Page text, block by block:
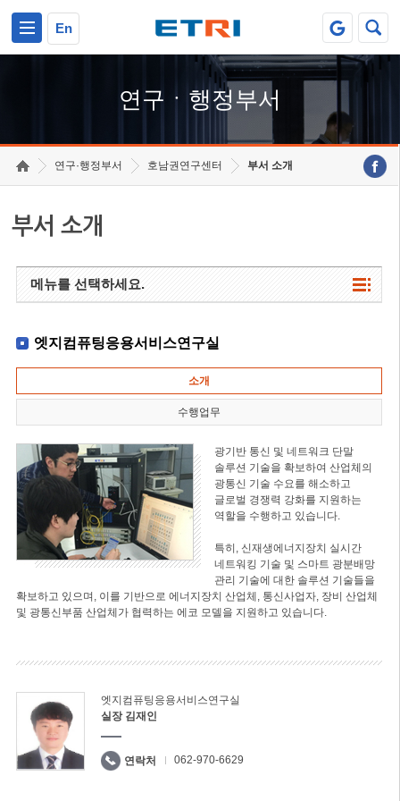
En
연구ㆍ행정부서
연구·행정부서 호남권연구센터 부서 소개
부서 소개
메뉴를 선택하세요.
엣지컴퓨팅응용서비스연구실
소개
수행업무
광기반 통신 및 네트워크 단말
솔루션 기술을 확보하여 산업체의
광통신 기술 수요를 해소하고
글로벌 경쟁력 강화를 지원하는
역할을 수행하고 있습니다.
특히, 신재생에너지장치 실시간
네트워킹 기술 및 스마트 광분배망
관리 기술에 대한 솔루션 기술들을
확보하고 있으며, 이를 기반으로 에너지장치 산업체, 통신사업자, 장비 산업체
및 광통신부품 산업체가 협력하는 에코 모델을 지원하고 있습니다.
엣지컴퓨팅응용서비스연구실
실장 김재인
연락처 062-970-6629